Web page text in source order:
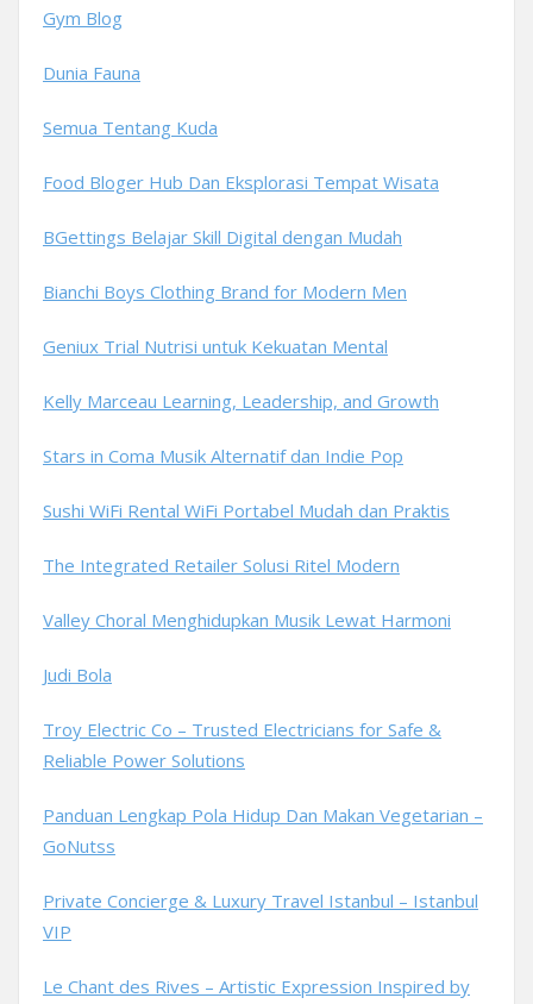
Gym Blog
Dunia Fauna
Semua Tentang Kuda
Food Bloger Hub Dan Eksplorasi Tempat Wisata
BGettings Belajar Skill Digital dengan Mudah
Bianchi Boys Clothing Brand for Modern Men
Geniux Trial Nutrisi untuk Kekuatan Mental
Kelly Marceau Learning, Leadership, and Growth
Stars in Coma Musik Alternatif dan Indie Pop
Sushi WiFi Rental WiFi Portabel Mudah dan Praktis
The Integrated Retailer Solusi Ritel Modern
Valley Choral Menghidupkan Musik Lewat Harmoni
Judi Bola
Troy Electric Co – Trusted Electricians for Safe &
Reliable Power Solutions
Panduan Lengkap Pola Hidup Dan Makan Vegetarian –
GoNutss
Private Concierge & Luxury Travel Istanbul – Istanbul
VIP
Le Chant des Rives – Artistic Expression Inspired by